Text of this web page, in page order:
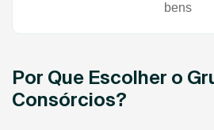
bens
Por Que Escolher o
Consórcios?